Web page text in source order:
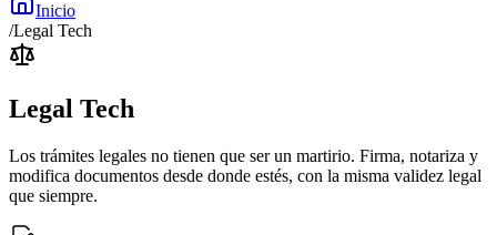
Inicio
/Legal Tech
Legal Tech
Los trámites legales no tienen que ser un martirio. Firma, notariza y
modifica documentos desde donde estés, con la misma validez legal
que siempre.